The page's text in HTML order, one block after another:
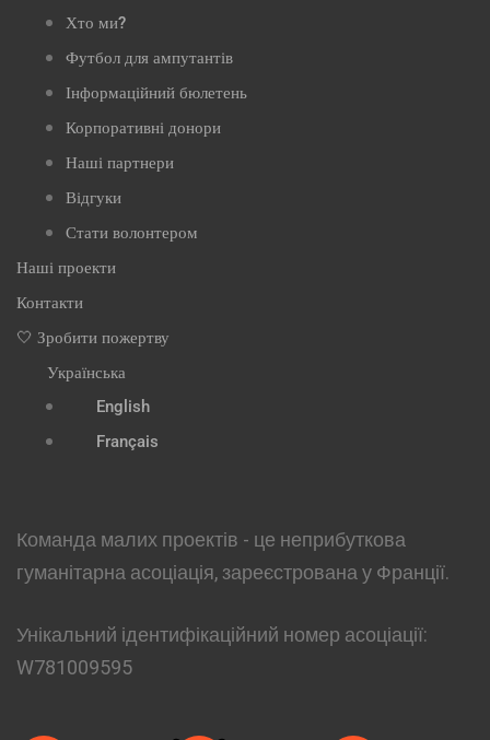
Хто ми?
Футбол для ампутантів
Інформаційний бюлетень
Корпоративні донори
Наші партнери
Відгуки
Стати волонтером
Наші проекти
Контакти
🤍 Зробити пожертву
Українська
English
Français
Команда малих проектів - це неприбуткова
гуманітарна асоціація, зареєстрована у Франції.
Унікальний ідентифікаційний номер асоціації:
W781009595